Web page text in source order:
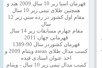
قهرمان اسيا زیر 10 سال 2009 هند و
همچنین طلای تیمی زیر 10 سال
مقام اول كشور در رده سني زير 12
سال
مقام چهارم مسابقات زیر 14 سال
قهرمانی جهان 2011
قهرمان کشوردر سال 90-1389
کسب مدال طلای asean ویتنام 2009 و
اخذ عنوان استادی فیده
کسب مدال تیمی زیر 10 سال - ویتنام